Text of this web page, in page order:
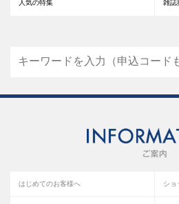
人気の特集 雑誌
はじめてのお客様へ ショ